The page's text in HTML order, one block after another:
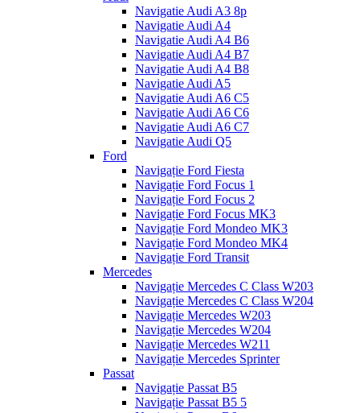
Navigatie Audi A3 8p
Navigatie Audi A4
Navigatie Audi A4 B6
Navigatie Audi A4 B7
Navigatie Audi A4 B8
Navigatie Audi A5
Navigatie Audi A6 C5
Navigatie Audi A6 C6
Navigatie Audi A6 C7
Navigatie Audi Q5
Ford
Navigație Ford Fiesta
Navigație Ford Focus 1
Navigație Ford Focus 2
Navigație Ford Focus MK3
Navigație Ford Mondeo MK3
Navigație Ford Mondeo MK4
Navigație Ford Transit
Mercedes
Navigație Mercedes C Class W203
Navigație Mercedes C Class W204
Navigație Mercedes W203
Navigație Mercedes W204
Navigație Mercedes W211
Navigație Mercedes Sprinter
Passat
Navigație Passat B5
Navigație Passat B5 5